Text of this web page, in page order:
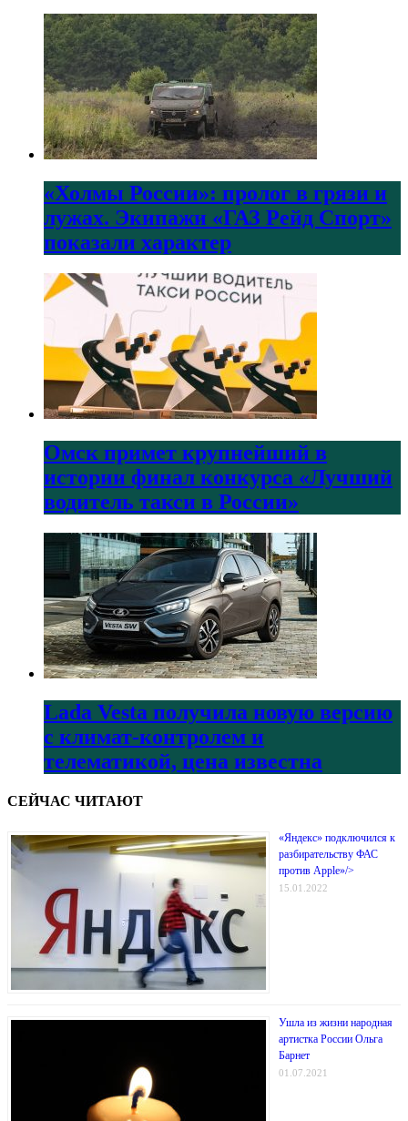
«Холмы России»: пролог в грязи и
лужах. Экипажи «ГАЗ Рейд Спорт»
показали характер
Омск примет крупнейший в
истории финал конкурса «Лучший
водитель такси в России»
Lada Vesta получила новую версию
с климат-контролем и
телематикой, цена известна
СЕЙЧАС ЧИТАЮТ
«Яндекс» подключился к
разбирательству ФАС
против Apple»/>
15.01.2022
Ушла из жизни народная
артистка России Ольга
Барнет
01.07.2021